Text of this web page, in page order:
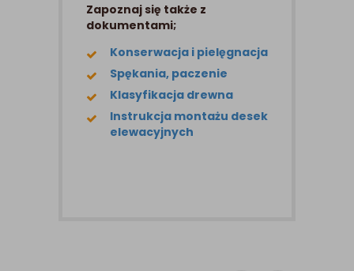
Zapoznaj się także z
dokumentami;
Konserwacja i pielęgnacja
Spękania, paczenie
Klasyfikacja drewna
Instrukcja montażu desek
elewacyjnych